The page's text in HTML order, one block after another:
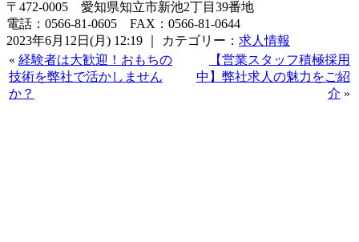
〒472-0005 愛知県知立市新池2丁目39番地
電話：0566-81-0605 FAX：0566-81-0644
2023年6月12日(月) 12:19 ｜ カテゴリー： 求人情報
« 経験者は大歓迎！おもちの
技術を弊社で活かしません
か？
【営業スタッフ積極採用
中】弊社求人の魅力をご紹
介 »